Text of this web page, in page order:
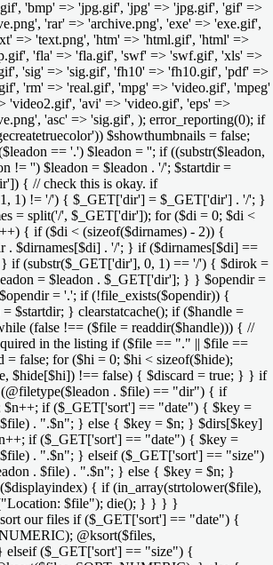
'bmp' => 'jpg.gif', 'jpg' => 'jpg.gif', 'gif' =>
'rar' => 'archive.png', 'exe' => 'exe.gif',
=> 'text.png', 'htm' => 'html.gif', 'html' =>
'fla' => 'fla.gif', 'swf' => 'swf.gif', 'xls' =>
'sig' => 'sig.gif', 'fh10' => 'fh10.gif', 'pdf' =>
'rm' => 'real.gif', 'mpg' => 'video.gif', 'mpeg'
'video2.gif', 'avi' => 'video.gif', 'eps' =>
'asc' => 'sig.gif', ); error_reporting(0); if
$showthumbnails = false;
== '.') $leadon = ''; if ((substr($leadon,
!= '') $leadon = $leadon . '/'; $startdir =
{ // check this is okay. if
1) != '/') { $_GET['dir'] = $_GET['dir'] . '/'; }
= split('/', $_GET['dir']); for ($di = 0; $di <
{ if ($di < (sizeof($dirnames) - 2)) {
. $dirnames[$di] . '/'; } if ($dirnames[$di] ==
if (substr($_GET['dir'], 0, 1) == '/') { $dirok =
= $leadon . $_GET['dir']; } } $opendir =
= '.'; if (!file_exists($opendir)) {
$startdir; } clearstatcache(); if ($handle =
(false !== ($file = readdir($handle))) { //
in the listing if ($file == "." || $file ==
= false; for ($hi = 0; $hi < sizeof($hide);
$hide[$hi]) !== false) { $discard = true; } } if
. $file) == "dir") { if
$n++; if ($_GET['sort'] == "date") { $key =
. ".$n"; } else { $key = $n; } $dirs[$key]
if ($_GET['sort'] == "date") { $key =
. ".$n"; } elseif ($_GET['sort'] == "size")
. $file) . ".$n"; } else { $key = $n; }
{ if (in_array(strtolower($file),
$file"); die(); } } } }
our files if ($_GET['sort'] == "date") {
@ksort($files,
($_GET['sort'] == "size") {